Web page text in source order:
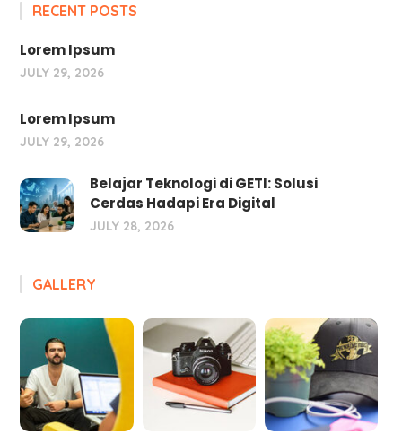
RECENT POSTS
Lorem Ipsum
JULY 29, 2026
Lorem Ipsum
JULY 29, 2026
Belajar Teknologi di GETI: Solusi
Cerdas Hadapi Era Digital
JULY 28, 2026
GALLERY